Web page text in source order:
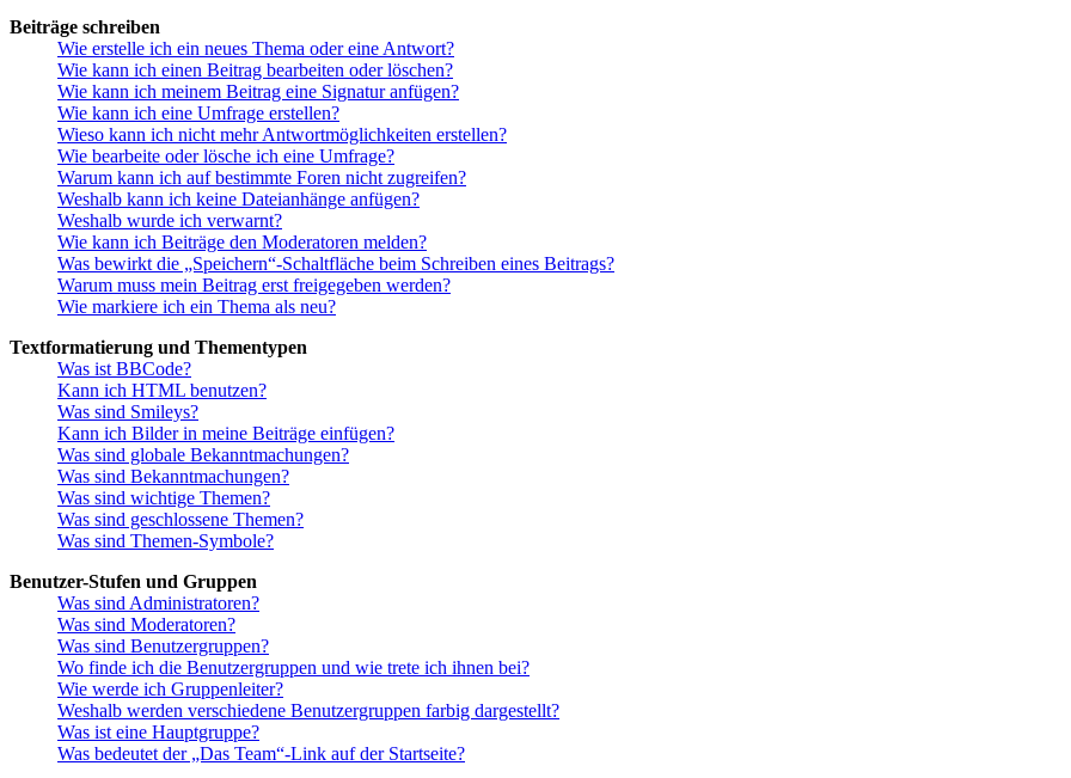
Beiträge schreiben
Wie erstelle ich ein neues Thema oder eine Antwort?
Wie kann ich einen Beitrag bearbeiten oder löschen?
Wie kann ich meinem Beitrag eine Signatur anfügen?
Wie kann ich eine Umfrage erstellen?
Wieso kann ich nicht mehr Antwortmöglichkeiten erstellen?
Wie bearbeite oder lösche ich eine Umfrage?
Warum kann ich auf bestimmte Foren nicht zugreifen?
Weshalb kann ich keine Dateianhänge anfügen?
Weshalb wurde ich verwarnt?
Wie kann ich Beiträge den Moderatoren melden?
Was bewirkt die „Speichern“-Schaltfläche beim Schreiben eines Beitrags?
Warum muss mein Beitrag erst freigegeben werden?
Wie markiere ich ein Thema als neu?
Textformatierung und Thementypen
Was ist BBCode?
Kann ich HTML benutzen?
Was sind Smileys?
Kann ich Bilder in meine Beiträge einfügen?
Was sind globale Bekanntmachungen?
Was sind Bekanntmachungen?
Was sind wichtige Themen?
Was sind geschlossene Themen?
Was sind Themen-Symbole?
Benutzer-Stufen und Gruppen
Was sind Administratoren?
Was sind Moderatoren?
Was sind Benutzergruppen?
Wo finde ich die Benutzergruppen und wie trete ich ihnen bei?
Wie werde ich Gruppenleiter?
Weshalb werden verschiedene Benutzergruppen farbig dargestellt?
Was ist eine Hauptgruppe?
Was bedeutet der „Das Team“-Link auf der Startseite?